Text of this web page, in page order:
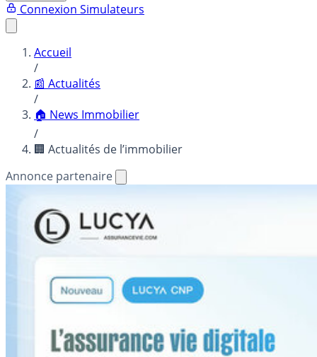
Connexion Simulateurs
Accueil
/
📰 Actualités
/
🏠 News Immobilier
/
🏢 Actualités de l’immobilier
Annonce partenaire